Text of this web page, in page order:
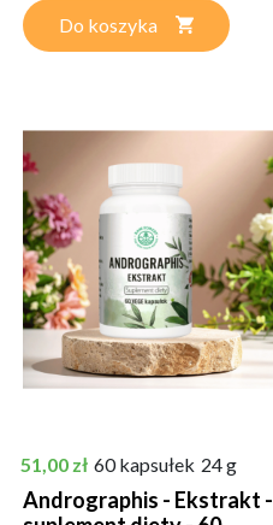
Do koszyka
Cena
51,00 zł 60 kapsułek 24 g
Andrographis - Ekstrakt -